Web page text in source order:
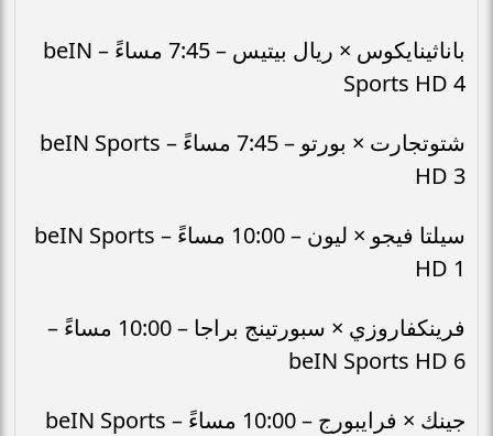
باناثينايكوس × ريال بيتيس – 7:45 مساءً – beIN
Sports HD 4
شتوتجارت × بورتو – 7:45 مساءً – beIN Sports
HD 3
سيلتا فيجو × ليون – 10:00 مساءً – beIN Sports
HD 1
فرينكفاروزي × سبورتينج براجا – 10:00 مساءً –
beIN Sports HD 6
جينك × فرايبورج – 10:00 مساءً – beIN Sports